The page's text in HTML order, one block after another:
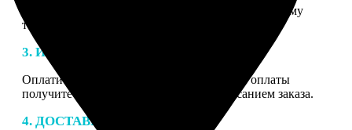
специалисты могут связаться с Вами по указанному
телефону или email для согласования деталей.
3. ИЗГОТОВЛЕНИЕ
Оплатите заказ банковской картой. После оплаты
получите подтверждение на email с описанием заказа.
4. ДОСТАВКА И ОПЛАТА